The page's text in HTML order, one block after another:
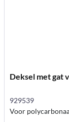
Deksel met gat
929539
Voor